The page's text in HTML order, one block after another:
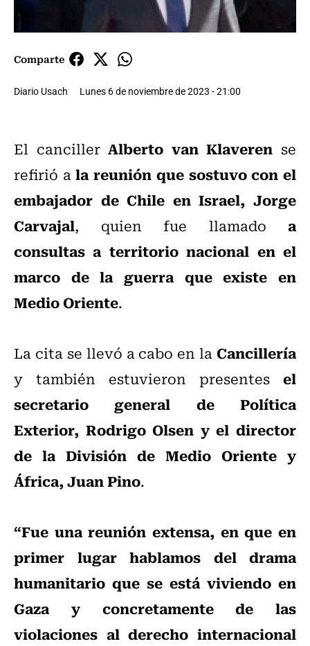
Comparte
Diario Usach Lunes 6 de noviembre de 2023 - 21:00
El cancillerAlberto van Klaveren se
refirió ala reunión que sostuvo con el
embajador de Chile en Israel, Jorge
Carvajal, quien fue llamado a
consultas a territorio nacional en el
marco de la guerra que existe en
Medio Oriente.
La cita se llevó a cabo en laCancillería
y también estuvieron presentes el
secretario general de Política
Exterior, Rodrigo Olsen y el director
de la División de Medio Oriente y
África, Juan Pino.
“Fue una reunión extensa, en que en
primer lugar hablamos del drama
humanitario que se está viviendo en
Gaza y concretamente de las
violaciones al derecho internacional